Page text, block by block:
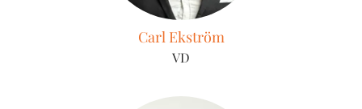
Carl Ekström
VD